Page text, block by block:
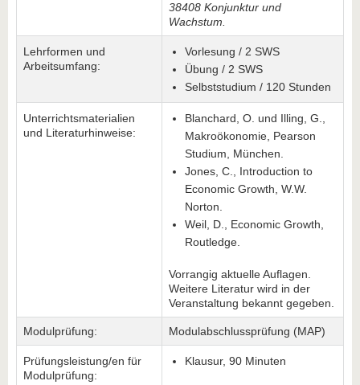
38408 Konjunktur und
Wachstum.
Lehrformen und
Arbeitsumfang:
Vorlesung / 2 SWS
Übung / 2 SWS
Selbststudium / 120 Stunden
Unterrichtsmaterialien
und Literaturhinweise:
Blanchard, O. und Illing, G.,
Makroökonomie, Pearson
Studium, München.
Jones, C., Introduction to
Economic Growth, W.W.
Norton.
Weil, D., Economic Growth,
Routledge.
Vorrangig aktuelle Auflagen.
Weitere Literatur wird in der
Veranstaltung bekannt gegeben.
Modulprüfung: Modulabschlussprüfung (MAP)
Prüfungsleistung/en für
Modulprüfung:
Klausur, 90 Minuten